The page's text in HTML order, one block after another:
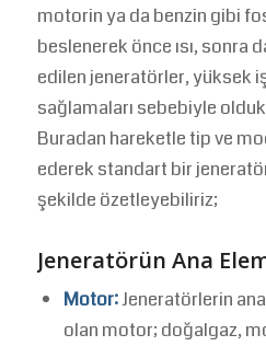
motorin ya da benzin gibi
beslenerek önce ısı, sonra
edilen jeneratörler, yüksek
sağlamaları sebebiyle
Buradan hareketle tip ve
ederek standart bir
şekilde özetleyebiliriz;
Jeneratörün Ana
Motor:Jeneratörlerin
olan motor; doğalgaz,